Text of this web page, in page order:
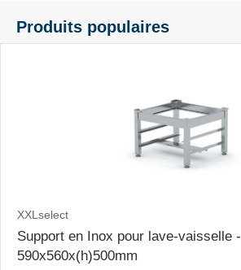
Produits populaires
XXLselect
Support en Inox pour lave-vaisselle -
590x560x(h)500mm